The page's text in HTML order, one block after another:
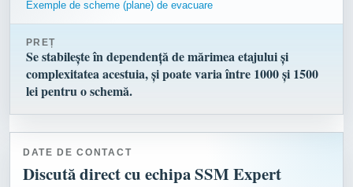
Exemple de scheme (plane) de evacuare
PREȚ
Se stabilește în dependență de mărimea etajului și
complexitatea acestuia, și poate varia între 1000 și 1500
lei pentru o schemă.
DATE DE CONTACT
Discută direct cu echipa SSM Expert